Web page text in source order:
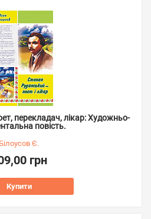
перекладач, лікар: Художньо-
повість.
Білоусов Є.
грн
Купити